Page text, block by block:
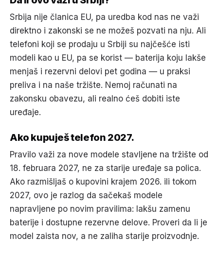
Srbija nije članica EU, pa uredba kod nas ne važi
direktno i zakonski se ne možeš pozvati na nju. Ali
telefoni koji se prodaju u Srbiji su najčešće isti
modeli kao u EU, pa se korist — baterija koju lakše
menjaš i rezervni delovi pet godina — u praksi
preliva i na naše tržište. Nemoj računati na
zakonsku obavezu, ali realno ćeš dobiti iste
uređaje.
Ako kupuješ telefon 2027.
Pravilo važi za nove modele stavljene na tržište od
18. februara 2027, ne za starije uređaje sa polica.
Ako razmišljaš o kupovini krajem 2026. ili tokom
2027, ovo je razlog da sačekaš modele
napravljene po novim pravilima: lakšu zamenu
baterije i dostupne rezervne delove. Proveri da li je
model zaista nov, a ne zaliha starije proizvodnje.